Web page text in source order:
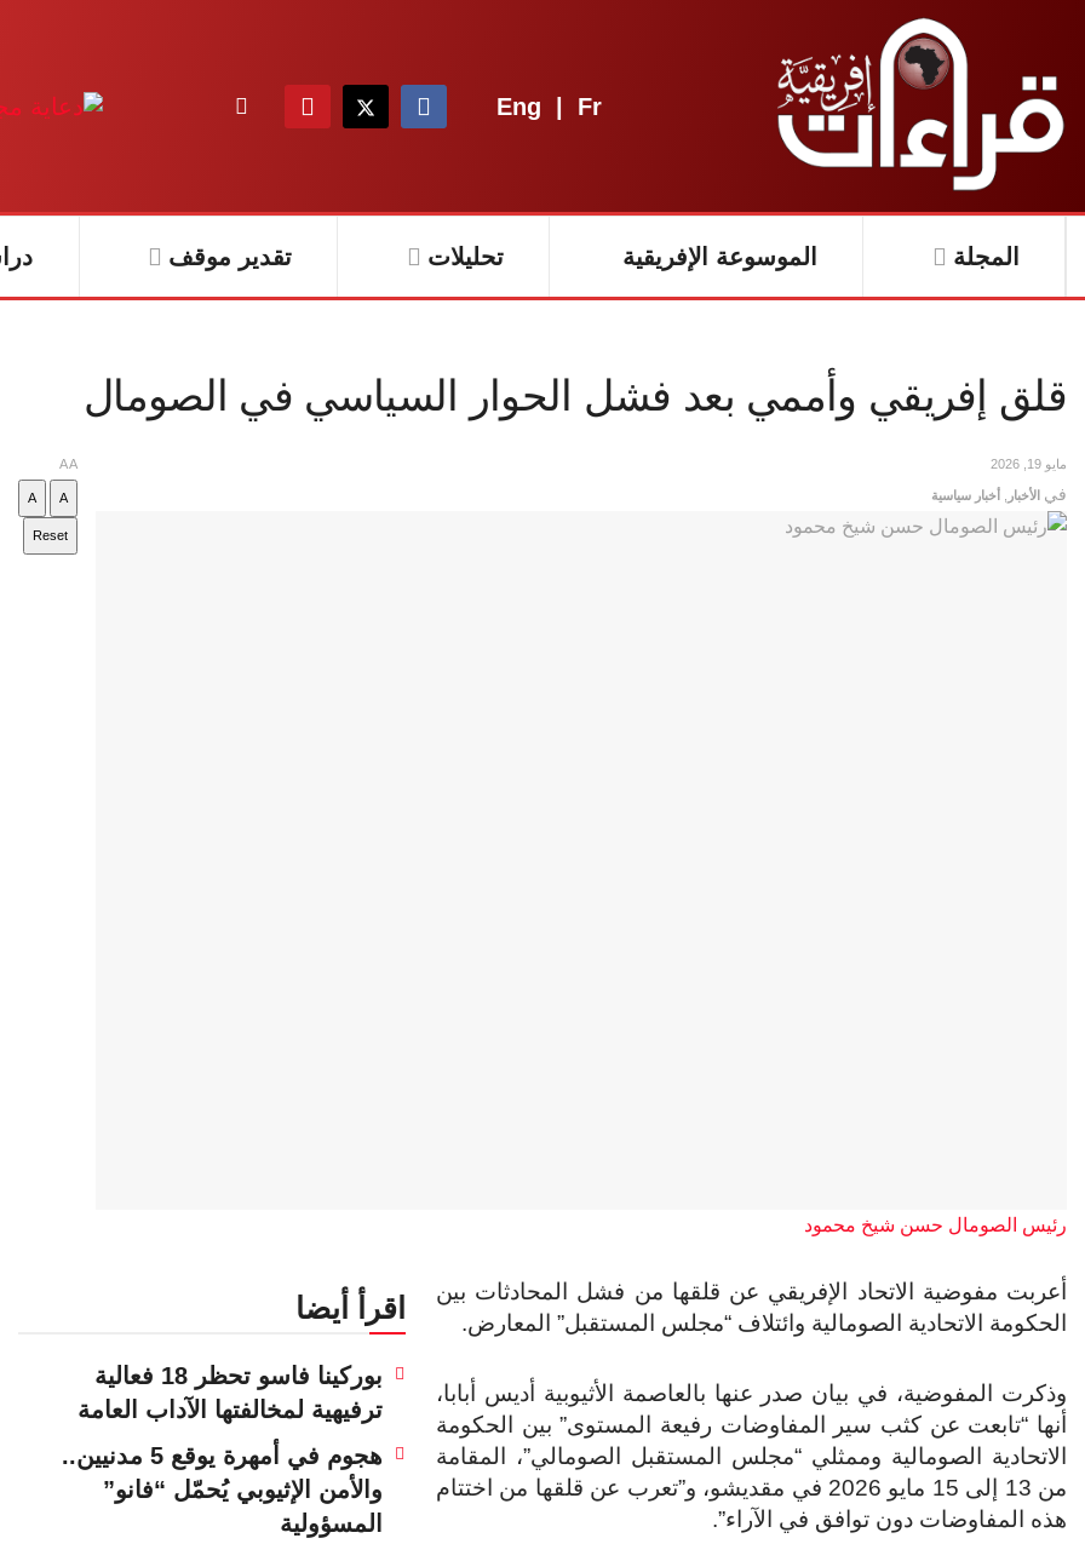
Eng | Fr
المجلة الموسوعة الإفريقية تحليلات تقدير موقف
قلق إفريقي وأممي بعد فشل الحوار السياسي في الصومال
مايو 19, 2026
في الأخبار أخبار سياسية
AA
A
A
Reset
رئيس الصومال حسن شيخ محمود
اقرأ أيضا
بوركينا فاسو تحظر 18 فعالية
ترفيهية لمخالفتها الآداب العامة
هجوم في أمهرة يوقع 5 مدنيين..
والأمن الإثيوبي يُحمّل “فانو”
المسؤولية
أعربت مفوضية الاتحاد الإفريقي عن قلقها من فشل المحادثات بين
الحكومة الاتحادية الصومالية وائتلاف “مجلس المستقبل” المعارض.
وذكرت المفوضية، في بيان صدر عنها بالعاصمة الأثيوبية أديس أبابا،
أنها “تابعت عن كثب سير المفاوضات رفيعة المستوى” بين الحكومة
الاتحادية الصومالية وممثلي “مجلس المستقبل الصومالي”، المقامة
من 13 إلى 15 مايو 2026 في مقديشو، و”تعرب عن قلقها من اختتام
هذه المفاوضات دون توافق في الآراء”.